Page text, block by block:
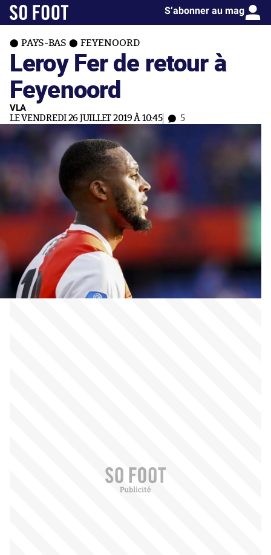
S’abonner au mag
PAYS-BAS FEYENOORD
Leroy Fer de retour à
Feyenoord
VLA
LE VENDREDI 26 JUILLET 2019 À 10:45 5